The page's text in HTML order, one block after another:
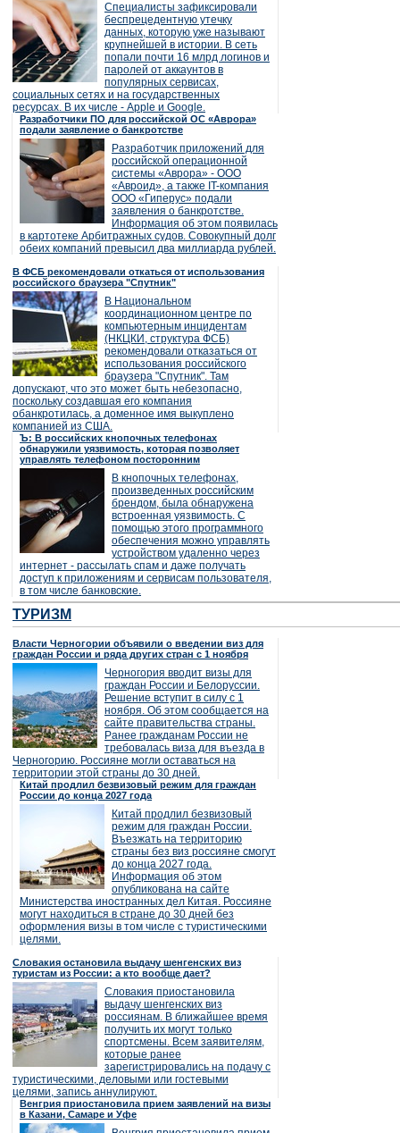
Специалисты зафиксировали
беспрецедентную утечку
данных, которую уже называют
крупнейшей в истории. В сеть
попали почти 16 млрд логинов и
паролей от аккаунтов в
популярных сервисах,
социальных сетях и на государственных
ресурсах. В их числе - Apple и Google.
Разработчики ПО для российской ОС «Аврора»
подали заявление о банкротстве
Разработчик приложений для
российской операционной
системы «Аврора» - ООО
«Авроид», а также IT-компания
ООО «Гиперус» подали
заявления о банкротстве.
Информация об этом появилась
в картотеке Арбитражных судов. Совокупный долг
обеих компаний превысил два миллиарда рублей.
В ФСБ рекомендовали откаться от использования
российского браузера "Спутник"
В Национальном
координационном центре по
компьютерным инцидентам
(НКЦКИ, структура ФСБ)
рекомендовали отказаться от
использования российского
браузера "Спутник". Там
допускают, что это может быть небезопасно,
поскольку создавшая его компания
обанкротилась, а доменное имя выкуплено
компанией из США.
Ъ: В российских кнопочных телефонах
обнаружили уязвимость, которая позволяет
управлять телефоном посторонним
В кнопочных телефонах,
произведенных российским
брендом, была обнаружена
встроенная уязвимость. С
помощью этого программного
обеспечения можно управлять
устройством удаленно через
интернет - рассылать спам и даже получать
доступ к приложениям и сервисам пользователя,
в том числе банковские.
ТУРИЗМ
Власти Черногории объявили о введении виз для
граждан России и ряда других стран с 1 ноября
Черногория вводит визы для
граждан России и Белоруссии.
Решение вступит в силу с 1
ноября. Об этом сообщается на
сайте правительства страны.
Ранее гражданам России не
требовалась виза для въезда в
Черногорию. Россияне могли оставаться на
территории этой страны до 30 дней.
Китай продлил безвизовый режим для граждан
России до конца 2027 года
Китай продлил безвизовый
режим для граждан России.
Въезжать на территорию
страны без виз россияне смогут
до конца 2027 года.
Информация об этом
опубликована на сайте
Министерства иностранных дел Китая. Россияне
могут находиться в стране до 30 дней без
оформления визы в том числе с туристическими
целями.
Словакия остановила выдачу шенгенских виз
туристам из России: а кто вообще дает?
Словакия приостановила
выдачу шенгенских виз
россиянам. В ближайшее время
получить их могут только
спортсмены. Всем заявителям,
которые ранее
зарегистрировались на подачу с
туристическими, деловыми или гостевыми
целями, запись аннулируют.
Венгрия приостановила прием заявлений на визы
в Казани, Самаре и Уфе